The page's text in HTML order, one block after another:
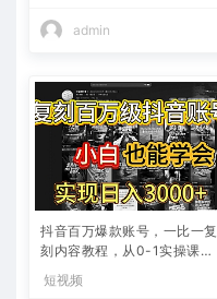
admin
抖音百万爆款账号，一比一复
刻内容教程，从0-1实操课，
入10w+
短视频